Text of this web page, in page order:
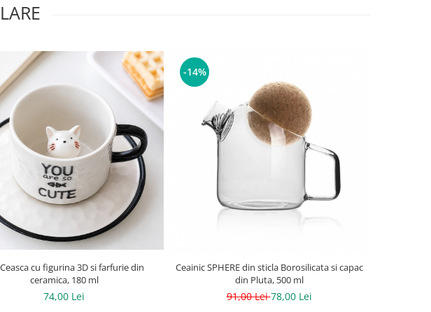
cu figurina 3D si farfurie din
ceramica, 180 ml
74,00 Lei
-14%
Ceainic SPHERE din sticla Borosilicata si capac
din Pluta, 500 ml
91,00 Lei78,00 Lei